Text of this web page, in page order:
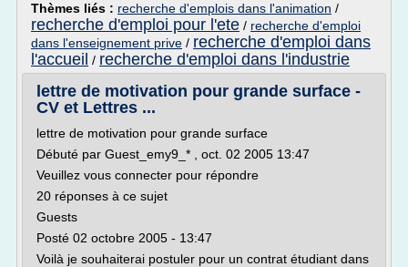
Thèmes liés : recherche d'emplois dans l'animation /
recherche d'emploi pour l'ete / recherche d'emploi
dans l'enseignement prive / recherche d'emploi dans
l'accueil / recherche d'emploi dans l'industrie
lettre de motivation pour grande surface -
CV et Lettres ...
lettre de motivation pour grande surface
Débuté par Guest_emy9_* , oct. 02 2005 13:47
Veuillez vous connecter pour répondre
20 réponses à ce sujet
Guests
Posté 02 octobre 2005 - 13:47
Voilà je souhaiterai postuler pour un contrat étudiant dans